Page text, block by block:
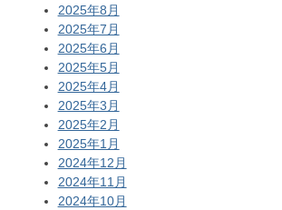
2025年8月
2025年7月
2025年6月
2025年5月
2025年4月
2025年3月
2025年2月
2025年1月
2024年12月
2024年11月
2024年10月